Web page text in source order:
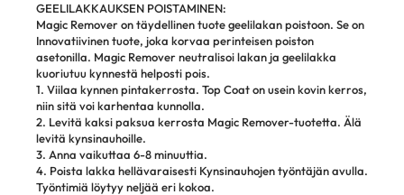
GEELILAKKAUKSEN POISTAMINEN:
Magic Remover on täydellinen tuote geelilakan poistoon. Se on
Innovatiivinen tuote, joka korvaa perinteisen poiston
asetonilla. Magic Remover neutralisoi lakan ja geelilakka
kuoriutuu kynnestä helposti pois.
1. Viilaa kynnen pintakerrosta. Top Coat on usein kovin kerros,
niin sitä voi karhentaa kunnolla.
2. Levitä kaksi paksua kerrosta Magic Remover-tuotetta. Älä
levitä kynsinauhoille.
3. Anna vaikuttaa 6-8 minuuttia.
4. Poista lakka hellävaraisesti Kynsinauhojen työntäjän avulla.
Työntimiä löytyy neljää eri kokoa.